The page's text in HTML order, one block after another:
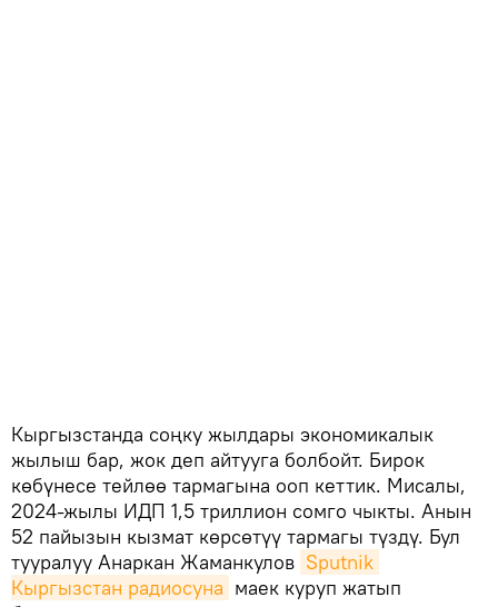
Кыргызстанда соңку жылдары экономикалык
жылыш бар, жок деп айтууга болбойт. Бирок
көбүнесе тейлөө тармагына ооп кеттик. Мисалы,
2024-жылы ИДП 1,5 триллион сомго чыкты. Анын
52 пайызын кызмат көрсөтүү тармагы түздү. Бул
тууралуу Анаркан Жаманкулов Sputnik
Кыргызстан радиосуна маек куруп жатып